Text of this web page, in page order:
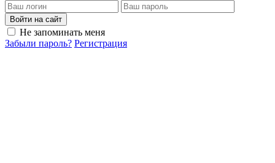
Войти на сайт
Не запоминать меня
Забыли пароль? Регистрация